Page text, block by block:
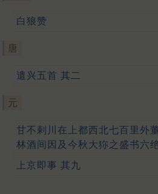
白狼赞
唐
遣兴五首 其二
元
甘不剌川在上都西北七百里外
林酒间因及今秋大狝之盛书六
上京即事 其九